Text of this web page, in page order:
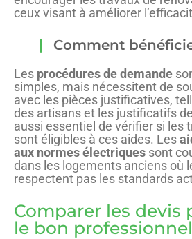
ceux visant à améliorer
Comment
Les procédures de demande
simples, mais nécessitent de
avec les pièces justificatives,
des artisans et les justificatifs
aussi essentiel de vérifier si les
sont éligibles à ces aides. Les
aux normes électriques sont
dans les logements anciens où
respectent pas les standards
Comparer les devis
le bon professionnel